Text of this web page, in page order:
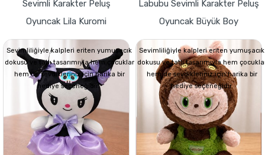
Sevimli Karakter Peluş
Oyuncak Lila Kuromi
Sevimliliğiyle kalpleri eriten yumuşacık
dokusu ve tatlı tasarımıyla hem çocuklar
hem de sevdikleriniz için harika bir
hediye seçeneğidir.
Labubu Sevimli Karakter Peluş
Oyuncak Büyük Boy
Sevimliliğiyle kalpleri eriten yumuşacık
dokusu ve tatlı tasarımıyla hem
hem de sevdikleriniz için harika bir
hediye seçeneğidir.